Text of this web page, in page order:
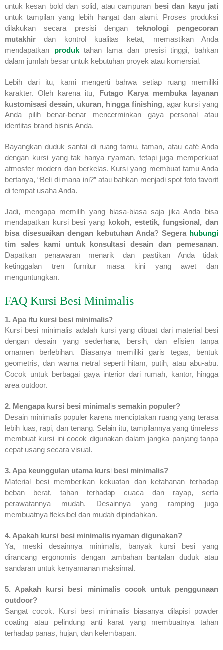
untuk kesan bold dan solid, atau campuran besi dan kayu jati
untuk tampilan yang lebih hangat dan alami. Proses produksi
dilakukan secara presisi dengan teknologi pengecoran
mutakhir dan kontrol kualitas ketat, memastikan Anda
mendapatkan produktahan lama dan presisi tinggi, bahkan
dalam jumlah besar untuk kebutuhan proyek atau komersial.
Lebih dari itu, kami mengerti bahwa setiap ruang memiliki
karakter. Oleh karena itu, Futago Karya membuka layanan
kustomisasi desain, ukuran, hingga finishing, agar kursi yang
Anda pilih benar-benar mencerminkan gaya personal atau
identitas brand bisnis Anda.
Bayangkan duduk santai di ruang tamu, taman, atau café Anda
dengan kursi yang tak hanya nyaman, tetapi juga memperkuat
atmosfer modern dan berkelas. Kursi yang membuat tamu Anda
bertanya, “Beli di mana ini?” atau bahkan menjadi spot foto favorit
di tempat usaha Anda.
Jadi, mengapa memilih yang biasa-biasa saja jika Anda bisa
mendapatkan kursi besi yang kokoh, estetik, fungsional, dan
bisa disesuaikan dengan kebutuhan Anda? Segera hubungi
tim sales kami untuk konsultasi desain dan pemesanan.
Dapatkan penawaran menarik dan pastikan Anda tidak
ketinggalan tren furnitur masa kini yang awet dan
menguntungkan.
FAQ Kursi Besi Minimalis
1. Apa itu kursi besi minimalis?
Kursi besi minimalis adalah kursi yang dibuat dari material besi
dengan desain yang sederhana, bersih, dan efisien tanpa
ornamen berlebihan. Biasanya memiliki garis tegas, bentuk
geometris, dan warna netral seperti hitam, putih, atau abu-abu.
Cocok untuk berbagai gaya interior dari rumah, kantor, hingga
area outdoor.
2. Mengapa kursi besi minimalis semakin populer?
Desain minimalis populer karena menciptakan ruang yang terasa
lebih luas, rapi, dan tenang. Selain itu, tampilannya yang timeless
membuat kursi ini cocok digunakan dalam jangka panjang tanpa
cepat usang secara visual.
3. Apa keunggulan utama kursi besi minimalis?
Material besi memberikan kekuatan dan ketahanan terhadap
beban berat, tahan terhadap cuaca dan rayap, serta
perawatannya mudah. Desainnya yang ramping juga
membuatnya fleksibel dan mudah dipindahkan.
4. Apakah kursi besi minimalis nyaman digunakan?
Ya, meski desainnya minimalis, banyak kursi besi yang
dirancang ergonomis dengan tambahan bantalan duduk atau
sandaran untuk kenyamanan maksimal.
5. Apakah kursi besi minimalis cocok untuk penggunaan
outdoor?
Sangat cocok. Kursi besi minimalis biasanya dilapisi powder
coating atau pelindung anti karat yang membuatnya tahan
terhadap panas, hujan, dan kelembapan.